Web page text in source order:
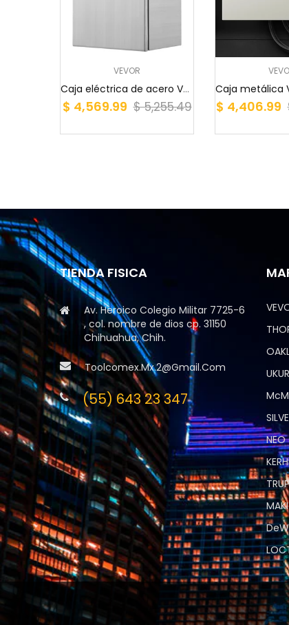
VEVOR
Caja eléctrica de acero VEVOR, 61 x 51 x 20 cm,...
$ 4,569.99 $ 5,255.49 $ 4,406.99
TIENDA FISICA
Av. Heroico Colegio Militar 7725-6
, col. nombre de dios cp. 31150
Chihuahua, Chih.
Toolcomex.mx.2@gmail.com
(55) 643 23 347
NEO